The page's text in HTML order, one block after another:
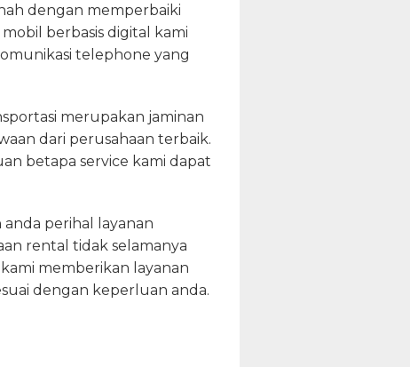
dengan memperbaiki
berbasis digital kami
telephone yang
merupakan jaminan
dari perusahaan terbaik.
betapa service kami dapat
perihal layanan
rental tidak selamanya
memberikan layanan
dengan keperluan anda.